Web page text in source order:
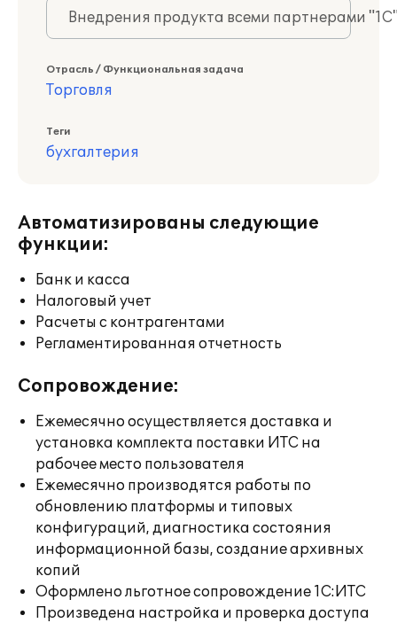
Внедрения продукта всеми партнерами
Отрасль / Функциональная задача
Торговля
Теги
бухгалтерия
Автоматизированы следующие
функции:
Банк и касса
Налоговый учет
Расчеты с контрагентами
Регламентированная отчетность
Сопровождение:
Ежемесячно осуществляется доставка и
установка комплекта поставки ИТС на
рабочее место пользователя
Ежемесячно производятся работы по
обновлению платформы и типовых
конфигураций, диагностика состояния
информационной базы, создание архивных
копий
Оформлено льготное сопровождение 1С:ИТС
Произведена настройка и проверка доступа